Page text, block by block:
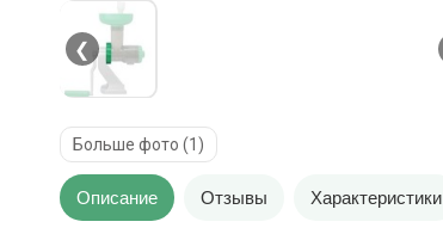
❮
Больше фото (1)
Описание Отзывы Характеристики